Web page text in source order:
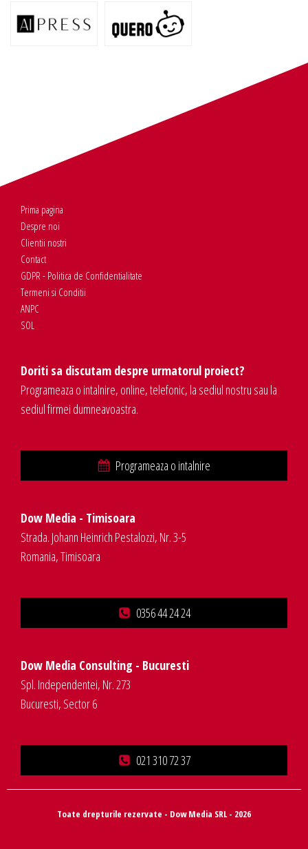
Prima pagina
Despre noi
Clientii nostri
Contact
GDPR - Politica de Confidentialitate
Termeni si Conditii
ANPC
SOL
Doriti sa discutam despre urmatorul proiect?
Programeaza o intalnire, online, telefonic, la sediul nostru sau la
sediul firmei dumneavoastra.
Programeaza o intalnire
Dow Media - Timisoara
Strada. Johann Heinrich Pestalozzi, Nr. 3-5
Romania, Timisoara
0356 44 24 24
Dow Media Consulting - Bucuresti
Spl. Independentei, Nr. 273
Bucuresti, Sector 6
021 310 72 37
Toate drepturile rezervate - Dow Media SRL - 2026